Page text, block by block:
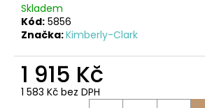
Skladem
Kód: 5856
Značka:Kimberly-Clark
1 915 Kč
1 583 Kč bez DPH
D
o
o